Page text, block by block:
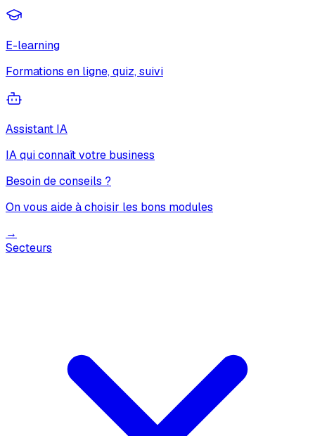
E-learning
Formations en ligne, quiz, suivi
Assistant IA
IA qui connaît votre business
Besoin de conseils ?
On vous aide à choisir les bons modules
→
Secteurs